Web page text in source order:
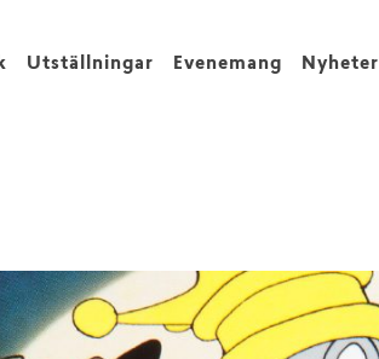
Utställningar Evenemang Nyheter